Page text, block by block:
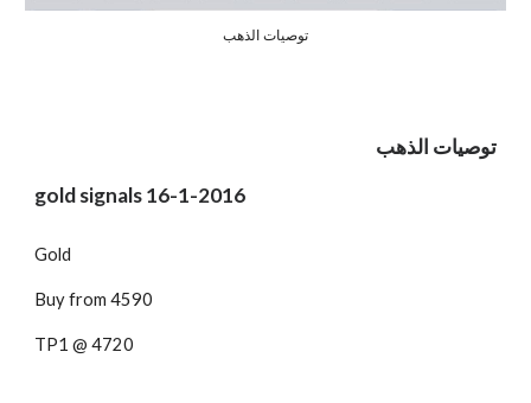
توصيات الذهب
توصيات الذهب
gold signals 16-1-2016
Gold
Buy from 4590
TP1 @ 4720